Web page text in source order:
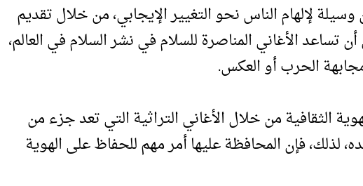
لإلهام الناس نحو التغيير الإيجابي، من خلال تقديم
تساعد الأغاني المناصرة للسلام في نشر السلام في العالم،
الحرب أو العكس.
الثقافية من خلال الأغاني التراثية التي تعد جزء من
لذلك، فإن المحافظة عليها أمر مهم للحفاظ على الهوية